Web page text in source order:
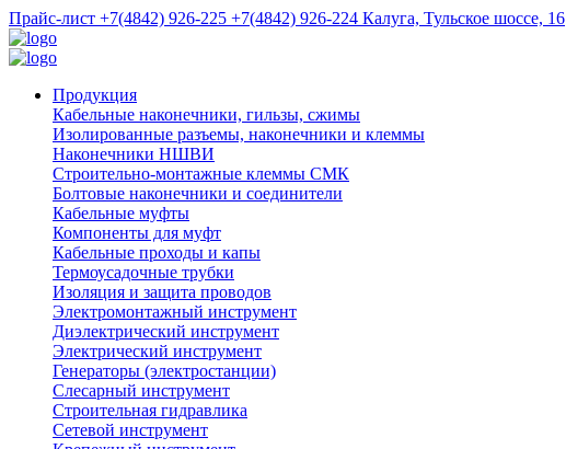
Прайс-лист +7(4842) 926-225 +7(4842) 926-224 Калуга, Тульское шоссе, 16
Продукция
Кабельные наконечники, гильзы, сжимы
Изолированные разъемы, наконечники и клеммы
Наконечники НШВИ
Строительно-монтажные клеммы СМК
Болтовые наконечники и соединители
Кабельные муфты
Компоненты для муфт
Кабельные проходы и капы
Термоусадочные трубки
Изоляция и защита проводов
Электромонтажный инструмент
Диэлектрический инструмент
Электрический инструмент
Генераторы (электростанции)
Слесарный инструмент
Строительная гидравлика
Сетевой инструмент